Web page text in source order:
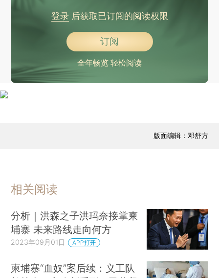
登录后获取已订阅的阅读权限
订阅
全年畅览 轻松阅读
版面编辑：邓舒方
相关阅读
分析｜洪森之子洪玛奈接掌柬
埔寨 未来路线走向何方
2023年09月01日 APP打开
柬埔寨“血奴”案后续：义工队